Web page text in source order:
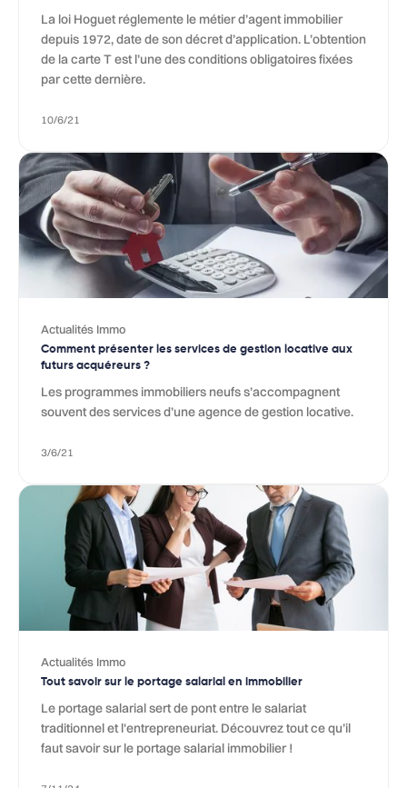
La loi Hoguet réglemente le métier d’agent immobilier
depuis 1972, date de son décret d’application. L’obtention
de la carte T est l’une des conditions obligatoires fixées
par cette dernière.
10/6/21
Actualités Immo
Comment présenter les services de gestion locative aux
futurs acquéreurs ?
Les programmes immobiliers neufs s’accompagnent
souvent des services d’une agence de gestion locative.
3/6/21
Actualités Immo
Tout savoir sur le portage salarial en immobilier
Le portage salarial sert de pont entre le salariat
traditionnel et l'entrepreneuriat. Découvrez tout ce qu’il
faut savoir sur le portage salarial immobilier !